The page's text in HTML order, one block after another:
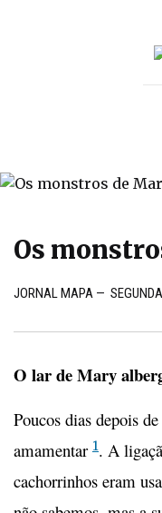
Os
JORNAL MAPA —
O lar de Mary
Poucos dias depois
amamentar 1. A
cachorrinhos eram